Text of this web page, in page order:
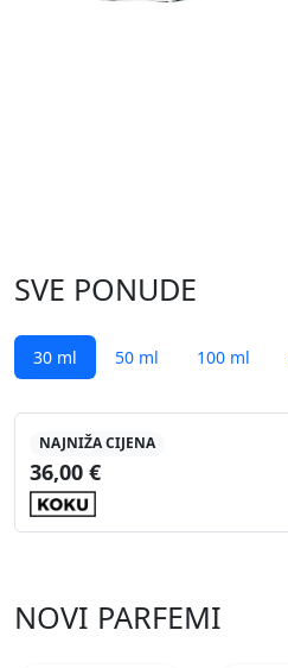
SVE PONUDE
30 ml 50 ml 100 ml
NAJNIŽA CIJENA
36,00 €
NOVI PARFEMI